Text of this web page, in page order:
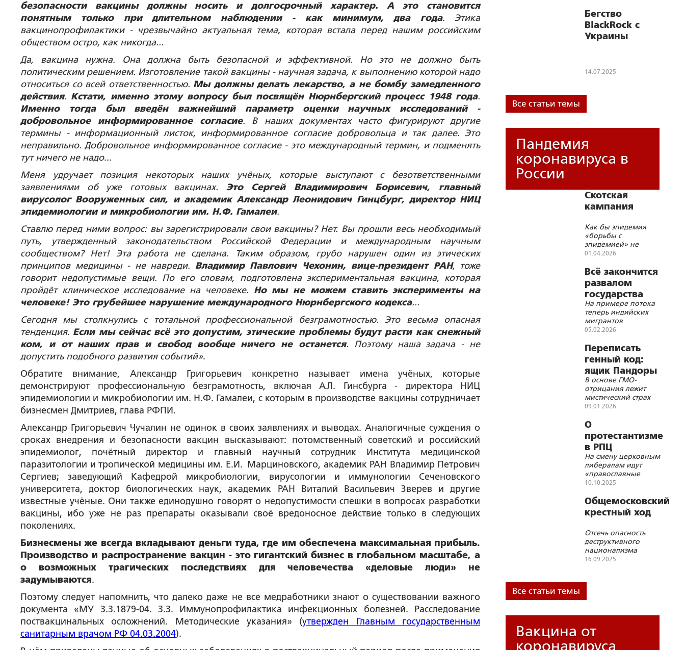
безопасности вакцины должны носить и долгосрочный характер. А это становится
понятным только при длительном наблюдении - как минимум, два года. Этика
вакцинопрофилактики - чрезвычайно актуальная тема, которая встала перед нашим российским
обществом остро, как никогда...
Да, вакцина нужна. Она должна быть безопасной и эффективной. Но это не должно быть
политическим решением. Изготовление такой вакцины - научная задача, к выполнению которой надо
относиться со всей ответственностью. Мы должны делать лекарство, а не бомбу замедленного
действия. Кстати, именно этому вопросу был посвящён Нюрнбергский процесс 1948 года.
Именно тогда был введён важнейший параметр оценки научных исследований -
добровольное информированное согласие. В наших документах часто фигурируют другие
термины - информационный листок, информированное согласие добровольца и так далее. Это
неправильно. Добровольное информированное согласие - это международный термин, и подменять
тут ничего не надо...
Меня удручает позиция некоторых наших учёных, которые выступают с безответственными
заявлениями об уже готовых вакцинах. Это Сергей Владимирович Борисевич, главный
вирусолог Вооруженных сил, и академик Александр Леонидович Гинцбург, директор НИЦ
эпидемиологии и микробиологии им. Н.Ф. Гамалеи.
Ставлю перед ними вопрос: вы зарегистрировали свои вакцины? Нет. Вы прошли весь необходимый
путь, утвержденный законодательством Российской Федерации и международным научным
сообществом? Нет! Эта работа не сделана. Таким образом, грубо нарушен один из этических
принципов медицины - не навреди. Владимир Павлович Чехонин, вице-президент РАН, тоже
говорит недопустимые вещи. По его словам, подготовлена экспериментальная вакцина, которая
пройдёт клиническое исследование на человеке. Но мы не можем ставить эксперименты на
человеке! Это грубейшее нарушение международного Нюрнбергского кодекса...
Сегодня мы столкнулись с тотальной профессиональной безграмотностью. Это весьма опасная
тенденция. Если мы сейчас всё это допустим, этические проблемы будут расти как снежный
ком, и от наших прав и свобод вообще ничего не останется. Поэтому наша задача - не
допустить подобного развития событий».
Обратите внимание, Александр Григорьевич конкретно называет имена учёных, которые
демонстрируют профессиональную безграмотность, включая А.Л. Гинсбурга - директора НИЦ
эпидемиологии и микробиологии им. Н.Ф. Гамалеи, с которым в производстве вакцины сотрудничает
бизнесмен Дмитриев, глава РФПИ.
Александр Григорьевич Чучалин не одинок в своих заявлениях и выводах. Аналогичные суждения о
сроках внедрения и безопасности вакцин высказывают: потомственный советский и российский
эпидемиолог, почётный директор и главный научный сотрудник Института медицинской
паразитологии и тропической медицины им. Е.И. Марциновского, академик РАН Владимир Петрович
Сергиев; заведующий Кафедрой микробиологии, вирусологии и иммунологии Сеченовского
университета, доктор биологических наук, академик РАН Виталий Васильевич Зверев и другие
известные учёные. Они также единодушно говорят о недопустимости спешки в вопросах разработки
вакцины, ибо уже не раз препараты оказывали своё вредоносное действие только в следующих
поколениях.
Бизнесмены же всегда вкладывают деньги туда, где им обеспечена максимальная прибыль.
Производство и распространение вакцин - это гигантский бизнес в глобальном масштабе, а
о возможных трагических последствиях для человечества «деловые люди» не
задумываются.
Поэтому следует напомнить, что далеко даже не все медработники знают о существовании важного
документа «МУ 3.3.1879-04. 3.3. Иммунопрофилактика инфекционных болезней. Расследование
поствакцинальных осложнений. Методические указания» (утвержден Главным государственным
санитарным врачом РФ 04.03.2004).
интеллекта
Бегство
BlackRock с
Украины
14.07.2025
Все статьи темы
Пандемия
коронавируса в
России
Скотская
кампания
Как бы эпидемия
«борьбы с
эпидемией» не
разрослась в
пандемию!
01.04.2026
Всё закончится
развалом
государства
изнутри
На примере потока
теперь индийских
мигрантов
05.02.2026
Переписать
генный код:
ящик Пандоры
или панацея?
В основе ГМО-
отрицания лежит
мистический страх
перед
09.01.2026
О
протестантизме
в РПЦ
На смену церковным
либералам идут
«православные
националисты»
10.10.2025
Общемосковский
крестный ход
Отсечь опасность
деструктивного
национализма
16.09.2025
Все статьи темы
Вакцина от
коронавируса